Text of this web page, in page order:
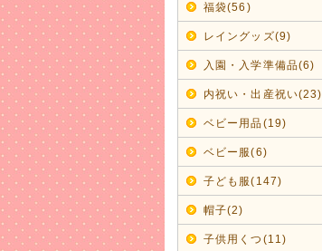
福袋(56)
レイングッズ(9)
入園・入学準備品(6)
内祝い・出産祝い(23)
ベビー用品(19)
ベビー服(6)
子ども服(147)
帽子(2)
子供用くつ(11)